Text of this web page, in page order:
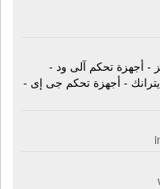
- أجهزة تحكم آلى ود -
- أجهزة تحكم جى إى -